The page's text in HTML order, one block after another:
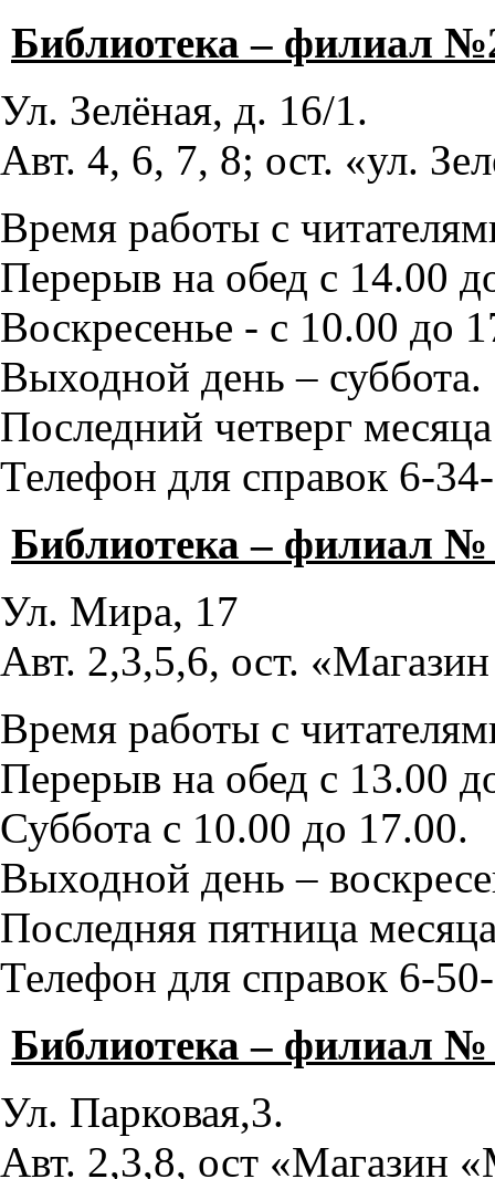
Библиотека – филиал
Ул. Зелёная, д. 16/1.
Авт. 4, 6, 7, 8; ост. «ул.
Время работы с
Перерыв на обед с 14.00
Воскресенье - с 10.00 до
Выходной день – суббота.
Последний четверг
Телефон для справок 6-
Библиотека – филиал №
Ул. Мира, 17
Авт. 2,3,5,6, ост.
Время работы с
Перерыв на обед с 13.00
Суббота с 10.00 до 17.00.
Выходной день –
Последняя пятница
Телефон для справок 6-
Библиотека – филиал №
Ул. Парковая,3.
Авт. 2,3,8, ост «Магазин